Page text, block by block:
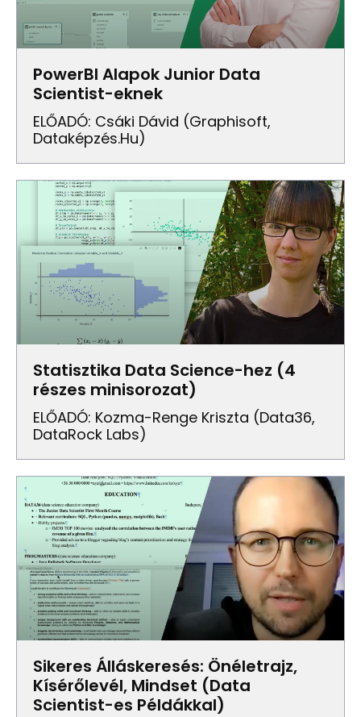
PowerBI Alapok Junior Data
Scientist-eknek
ELŐADÓ: Csáki Dávid (Graphisoft,
Dataképzés.hu)
Statisztika Data Science-hez (4
részes minisorozat)
ELŐADÓ: Kozma-Renge Kriszta (Data36,
DataRock Labs)
Sikeres Álláskeresés: Önéletrajz,
Kísérőlevél, Mindset (Data
Scientist-es Példákkal)